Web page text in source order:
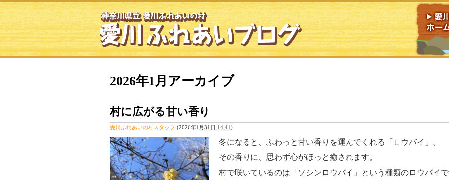
2026年1月アーカイブ
村に広がる甘い香り
愛川ふれあいの村スタッフ (2026年1月31日 14:41)
冬になると、ふわっと甘い香りを運んでくれる「ロウバイ」。
その香りに、思わず心がほっと癒されます。
村で咲いているのは「ソシンロウバイ」という種類のロウバイで